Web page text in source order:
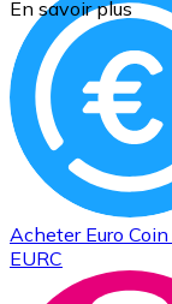
Acheter Euro Coin
EURC
En savoir plus